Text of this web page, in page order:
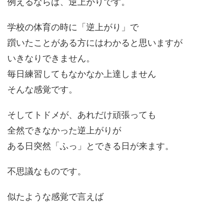
学校の体育の時に「逆上がり」で
躓いたことがある方にはわかると思いますが
いきなりできません。
毎日練習してもなかなか上達しません
そんな感覚です。
そしてトドメが、あれだけ頑張っても
全然できなかった逆上がりが
ある日突然「ふっ」とできる日が来ます。
不思議なものです。
似たような感覚で言えば